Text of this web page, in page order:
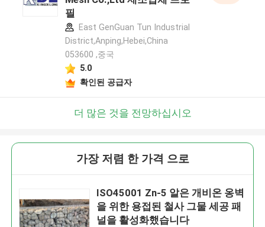
필
East GenGuan Tun Industrial
District,Anping,Hebei,China
053600 ,중국
5.0
확인된 공급자
더 많은 것을 전망하십시오
가장 저렴 한 가격 으로
ISO45001 Zn-5 알은 개비온 옹벽
을 위한 용접된 철사 그물 세공 패
널을 활성화했습니다